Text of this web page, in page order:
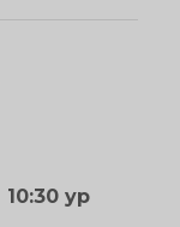
10:30 yp